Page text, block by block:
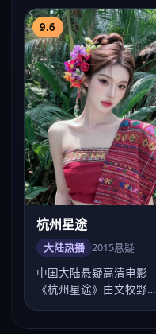
成熟，刘德华、…
9.6
杭州星途
大陆热播 2015悬疑
中国大陆悬疑高清电影
《杭州星途》由文牧野执